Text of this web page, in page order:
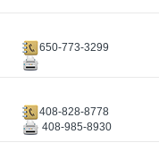
650-773-3299
408-828-8778
408-985-8930